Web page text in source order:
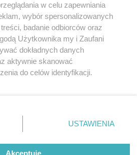
12 / 0
regulamin korzystania z portali
Skontakuj sięz nami
Kontakt
Wydawca
Redakcja
w celu zapewniania
wybór spersonalizowanych
badanie odbiorców oraz
Użytkownika my i Zaufani
dokładnych danych
aktywnie skanować
do celów identyfikacji.
przycisk ustawień prywatności
dolnym rogu strony
nie wymagają zgody
prawo sprzeciwić się takiemu
USTAWIENIA
Akceptuję